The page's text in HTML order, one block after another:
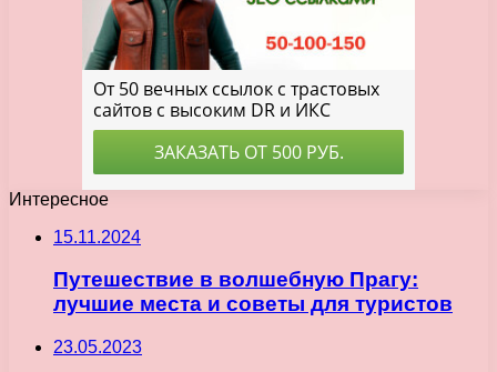
Интересное
15.11.2024
Путешествие в волшебную Прагу:
лучшие места и советы для туристов
23.05.2023